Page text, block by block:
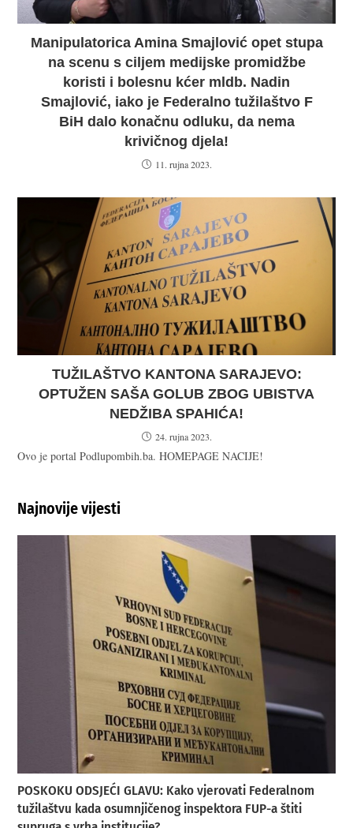
Manipulatorica Amina Smajlović opet stupa
na scenu s ciljem medijske promidžbe
koristi i bolesnu kćer mldb. Nadin
Smajlović, iako je Federalno tužilaštvo F
BiH dalo konačnu odluku, da nema
krivičnog djela!
11. rujna 2023.
TUŽILAŠTVO KANTONA SARAJEVO:
OPTUŽEN SAŠA GOLUB ZBOG UBISTVA
NEDŽIBA SPAHIĆA!
24. rujna 2023.
Ovo je portal Podlupombih.ba. HOMEPAGE NACIJE!
Najnovije vijesti
POSKOKU ODSJEĆI GLAVU: Kako vjerovati Federalnom
tužilaštvu kada osumnjičenog inspektora FUP-a štiti